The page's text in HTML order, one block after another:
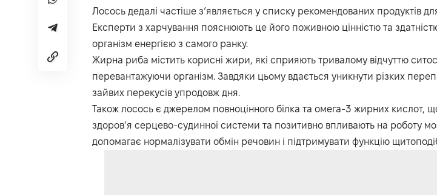
Лосось дедалі частіше з’являється у списку рекомендованих продуктів
Експерти з харчування пояснюють це його поживною цінністю та
організм енергією з самого ранку.
Жирна риба містить корисні жири, які сприяють тривалому відчуттю
перевантажуючи організм. Завдяки цьому вдається уникнути різких
зайвих перекусів упродовж дня.
Також лосось є джерелом повноцінного білка та омега-3 жирних кислот,
здоров’я серцево-судинної системи та позитивно впливають на роботу
допомагає нормалізувати обмін речовин і підтримувати функцію